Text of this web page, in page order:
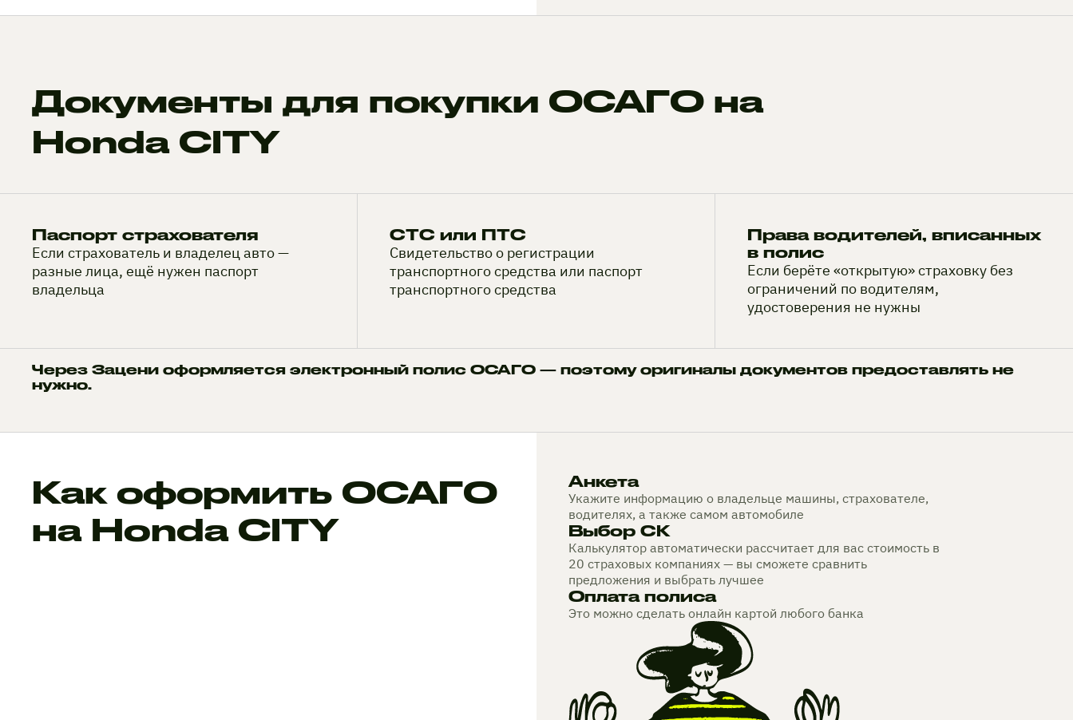
Документы для покупки ОСАГО на
Honda CITY
Паспорт страхователя
Если страхователь и владелец авто —
разные лица, ещё нужен паспорт
владельца
СТС или ПТС
Свидетельство о регистрации
транспортного средства или паспорт
транспортного средства
Права водителей, вписанных
в полис
Если берёте «открытую» страховку без
ограничений по водителям,
удостоверения не нужны
Через Зацени оформляется электронный полис ОСАГО — поэтому оригиналы документов предоставлять не
нужно.
Как оформить ОСАГО
на Honda CITY
Анкета
Укажите информацию о владельце машины, страхователе,
водителях, а также самом автомобиле
Выбор СК
Калькулятор автоматически рассчитает для вас стоимость в
20 страховых компаниях — вы сможете сравнить
предложения и выбрать лучшее
Оплата полиса
Это можно сделать онлайн картой любого банка